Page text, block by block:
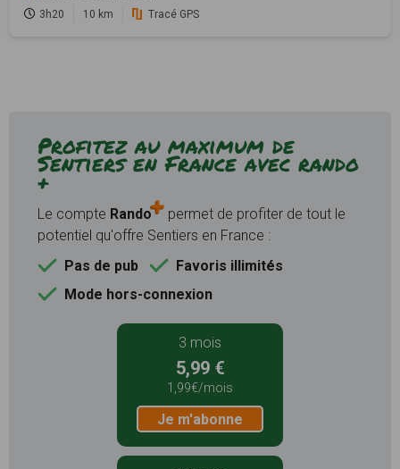
3h20 10 km Tracé GPS
Profitez au maximum de
Sentiers en France avec rando
+
Le compte Rando
permet de profiter de tout le
potentiel qu'offre Sentiers en France :
Pas de pub
Favoris illimités
Mode hors-connexion
3 mois
5,99 €
1,99€/mois
Je m'abonne